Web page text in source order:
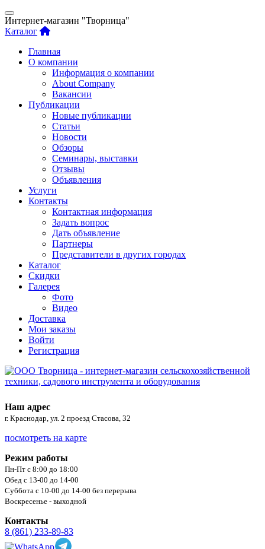
Интернет-магазин "Творница"
Каталог
Главная
О компании
Информация о компании
About Company
Вакансии
Публикации
Новые публикации
Статьи
Новости
Обзоры
Семинары, выставки
Отзывы
Объявления
Услуги
Контакты
Контактная информация
Задать вопрос
Дать объявление
Партнеры
Представители в других городах
Каталог
Скидки
Галерея
Фото
Видео
Доставка
Мои заказы
Войти
Регистрация
Наш адрес
г. Краснодар, ул. 2 проезд Стасова, 32
посмотреть на карте
Режим работы
Пн-Пт с 8:00 до 18:00
Обед с 13-00 до 14-00
Суббота с 10-00 до 14-00 без перерыва
Воскресенье - выходной
Контакты
8 (861) 233-89-83